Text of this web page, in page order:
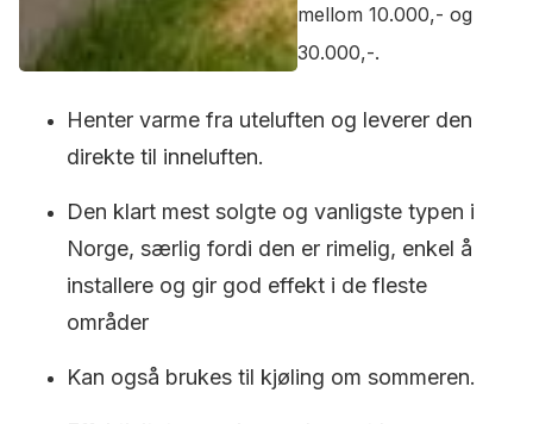
mellom 10.000,- og
30.000,-.
Henter varme fra uteluften og leverer den
direkte til inneluften.
Den klart mest solgte og vanligste typen i
Norge, særlig fordi den er rimelig, enkel å
installere og gir god effekt i de fleste
områder
Kan også brukes til kjøling om sommeren.